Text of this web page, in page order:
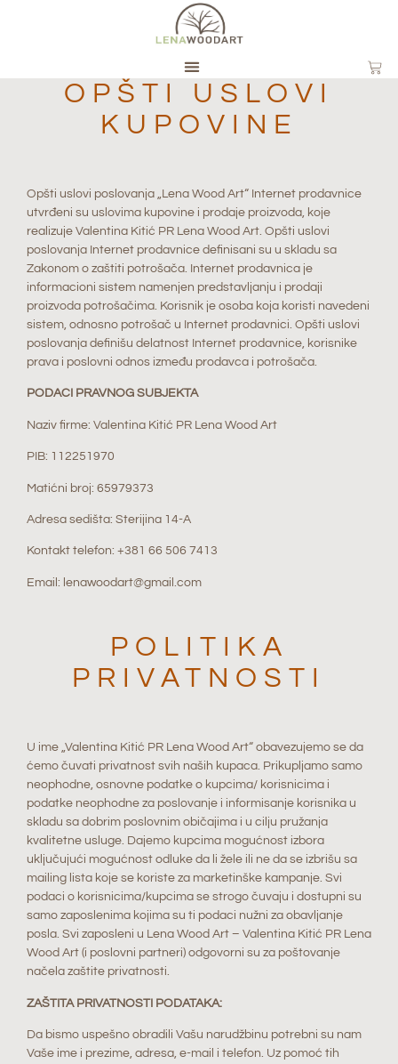
OPŠTI USLOVI
KUPOVINE
Opšti uslovi poslovanja „Lena Wood Art“ Internet prodavnice
utvrđeni su uslovima kupovine i prodaje proizvoda, koje
realizuje Valentina Kitić PR Lena Wood Art. Opšti uslovi
poslovanja Internet prodavnice definisani su u skladu sa
Zakonom o zaštiti potrošača. Internet prodavnica je
informacioni sistem namenjen predstavljanju i prodaji
proizvoda potrošačima. Korisnik je osoba koja koristi navedeni
sistem, odnosno potrošač u Internet prodavnici. Opšti uslovi
poslovanja definišu delatnost Internet prodavnice, korisnike
prava i poslovni odnos između prodavca i potrošača.
PODACI PRAVNOG SUBJEKTA
Naziv firme: Valentina Kitić PR Lena Wood Art
PIB: 112251970
Matićni broj: 65979373
Adresa sedišta: Sterijina 14-A
Kontakt telefon: +381 66 506 7413
Email: lenawoodart@gmail.com
POLITIKA
PRIVATNOSTI
U ime „Valentina Kitić PR Lena Wood Art“ obavezujemo se da
ćemo čuvati privatnost svih naših kupaca. Prikupljamo samo
neophodne, osnovne podatke o kupcima/ korisnicima i
podatke neophodne za poslovanje i informisanje korisnika u
skladu sa dobrim poslovnim običajima i u cilju pružanja
kvalitetne usluge. Dajemo kupcima mogućnost izbora
uključujući mogućnost odluke da li žele ili ne da se izbrišu sa
mailing lista koje se koriste za marketinške kampanje. Svi
podaci o korisnicima/kupcima se strogo čuvaju i dostupni su
samo zaposlenima kojima su ti podaci nužni za obavljanje
posla. Svi zaposleni u Lena Wood Art – Valentina Kitić PR Lena
Wood Art (i poslovni partneri) odgovorni su za poštovanje
načela zaštite privatnosti.
ZAŠTITA PRIVATNOSTI PODATAKA:
Da bismo uspešno obradili Vašu narudžbinu potrebni su nam
Vaše ime i prezime, adresa, e-mail i telefon. Uz pomoć tih